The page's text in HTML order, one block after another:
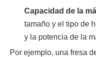
Capacidad de la
tamaño y el tipo de
y la potencia de la
Por ejemplo, una fresa